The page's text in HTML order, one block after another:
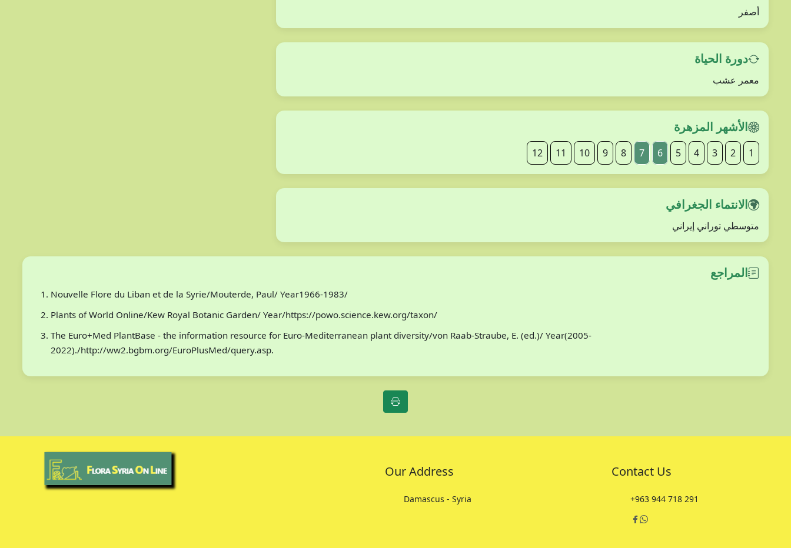
أصفر
دورة الحياة
معمر عشب
الأشهر المزهرة
1
2
3
4
5
6
7
8
9
10
11
12
الانتماء الجغرافي
متوسطي توراني إيراني
المراجع
Nouvelle Flore du Liban et de la Syrie/Mouterde, Paul/ Year1966-1983/
Plants of World Online/Kew Royal Botanic Garden/ Year/https://powo.science.kew.org/taxon/
The Euro+Med PlantBase - the information resource for Euro-Mediterranean plant diversity/von Raab-Straube, E. (ed.)/ Year(2005-
2022)./http://ww2.bgbm.org/EuroPlusMed/query.asp.
Our Address
Damascus - Syria
Contact Us
+963 944 718 291